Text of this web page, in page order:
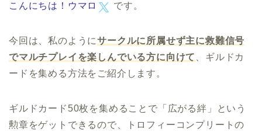
こんにちは！ ウマロ です。
今回は、私のようにサークルに所属せず主に救難信号
でマルチプレイを楽しんでいる方に向けて
、ギルドカ
ードを集める方法をご紹介します。
ギルドカード50枚を集めることで「広がる絆」という
勲章をゲットできるので、トロフィーコンプリートの